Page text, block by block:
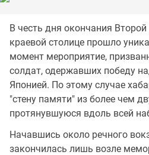
В честь дня окончания
краевой столице прошло
момент мероприятие,
солдат, одержавших победу
Японией. По этому случае
"стену памяти" из более чем
протянувшуюся вдоль всей
Начавшись около речного
закончилась лишь возле